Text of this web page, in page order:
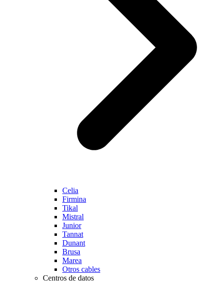
Celia
Firmina
Tikal
Mistral
Junior
Tannat
Dunant
Brusa
Marea
Otros cables
Centros de datos